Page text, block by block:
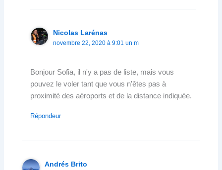
Nicolas Larénas
novembre 22, 2020 à 9:01 un m
Bonjour Sofia, il n'y a pas de liste, mais vous
pouvez le voler tant que vous n'êtes pas à
proximité des aéroports et de la distance indiquée.
Répondeur
Andrés Brito